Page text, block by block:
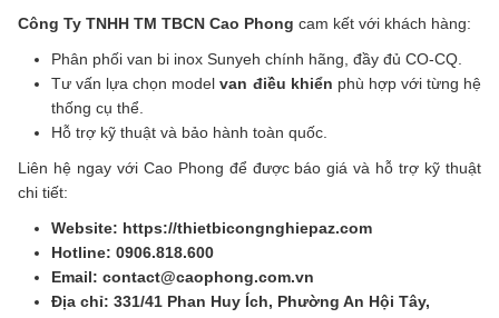
Công Ty TNHH TM TBCN Cao Phong cam kết với khách hàng:
Phân phối van bi inox Sunyeh chính hãng, đầy đủ CO-CQ.
Tư vấn lựa chọn modelvan điều khiển phù hợp với từng hệ
thống cụ thể.
Hỗ trợ kỹ thuật và bảo hành toàn quốc.
Liên hệ ngay với Cao Phong để được báo giá và hỗ trợ kỹ thuật
chi tiết:
Website: https://thietbicongnghiepaz.com
Hotline: 0906.818.600
Email: contact@caophong.com.vn
Địa chỉ: 331/41 Phan Huy Ích, Phường An Hội Tây,